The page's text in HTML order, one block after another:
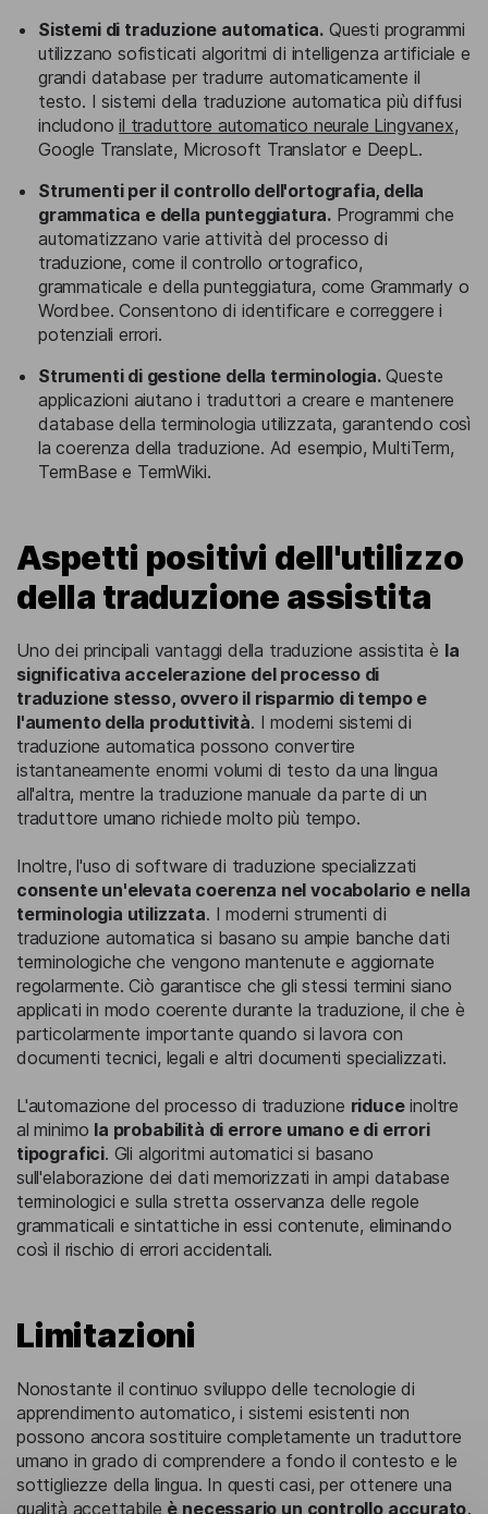
Sistemi di traduzione automatica. Questi programmi
utilizzano sofisticati algoritmi di intelligenza artificiale e
grandi database per tradurre automaticamente il
testo. I sistemi della traduzione automatica più diffusi
includonoil traduttore automatico neurale Lingvanex,
Google Translate, Microsoft Translator e DeepL.
Strumenti per il controllo dell'ortografia, della
grammatica e della punteggiatura. Programmi che
automatizzano varie attività del processo di
traduzione, come il controllo ortografico,
grammaticale e della punteggiatura, come Grammarly o
Wordbee. Consentono di identificare e correggere i
potenziali errori.
Strumenti di gestione della terminologia.Queste
applicazioni aiutano i traduttori a creare e mantenere
database della terminologia utilizzata, garantendo così
la coerenza della traduzione. Ad esempio, MultiTerm,
TermBase e TermWiki.
Aspetti positivi dell'utilizzo
della traduzione assistita
Uno dei principali vantaggi della traduzione assistita è la
significativa accelerazione del processo di
traduzione stesso, ovvero il risparmio di tempo e
l'aumento della produttività. I moderni sistemi di
traduzione automatica possono convertire
istantaneamente enormi volumi di testo da una lingua
all'altra, mentre la traduzione manuale da parte di un
traduttore umano richiede molto più tempo.
Inoltre, l'uso di software di traduzione specializzati
consente un'elevata coerenza nel vocabolario e nella
terminologia utilizzata. I moderni strumenti di
traduzione automatica si basano su ampie banche dati
terminologiche che vengono mantenute e aggiornate
regolarmente. Ciò garantisce che gli stessi termini siano
applicati in modo coerente durante la traduzione, il che è
particolarmente importante quando si lavora con
documenti tecnici, legali e altri documenti specializzati.
L'automazione del processo di traduzione riduceinoltre
al minimo la probabilità di errore umano e di errori
tipografici. Gli algoritmi automatici si basano
sull'elaborazione dei dati memorizzati in ampi database
terminologici e sulla stretta osservanza delle regole
grammaticali e sintattiche in essi contenute, eliminando
così il rischio di errori accidentali.
Limitazioni
Nonostante il continuo sviluppo delle tecnologie di
apprendimento automatico, i sistemi esistenti non
possono ancora sostituire completamente un traduttore
umano in grado di comprendere a fondo il contesto e le
sottigliezze della lingua. In questi casi, per ottenere una
qualità accettabile è necessario un controllo accurato,